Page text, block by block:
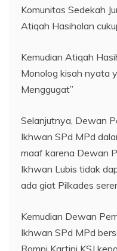
Komunitas Sedekah
Atiqah Hasiholan
Kemudian Atiqah
Monolog kisah nyata
Menggugat”
Selanjutnya, Dewan
Ikhwan SPd MPd
maaf karena Dewan
Ikhwan Lubis tidak
ada giat Pilkades
Kemudian Dewan
Ikhwan SPd MPd
Rompi Kartini KSJ